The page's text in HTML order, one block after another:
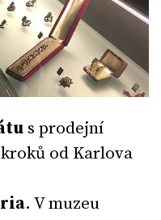
s prodejní
od Karlova
. V muzeu